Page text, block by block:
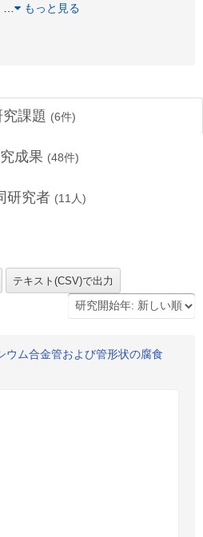
もっと見る
究課題 (6件)
成果 (48件)
研究者 (11 人)
ウム合金管および管形状の腐食